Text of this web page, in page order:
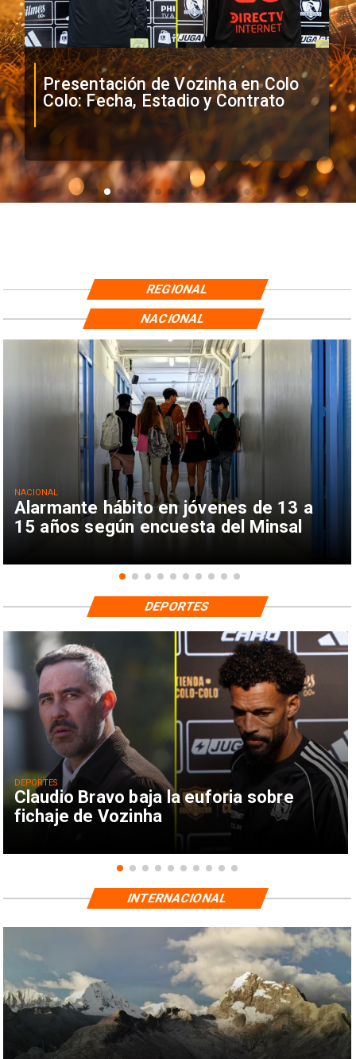
Presentación de Vozinha en Colo
Colo: Fecha, Estadio y Contrato
REGIONAL
Alarmante hábito en jóvenes de 13 a
15 años según encuesta del Minsal
NACIONAL
NACIONAL
Claudio Bravo baja la euforia sobre
fichaje de Vozinha
DEPORTES
DEPORTES
INTERNACIONAL